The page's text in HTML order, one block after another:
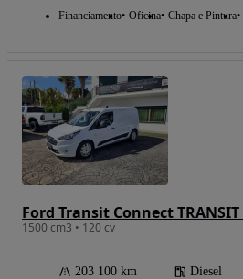
Financiamento Oficina Chapa e Pintura
1500 cm3 • 120 cv
203 100 km Diesel